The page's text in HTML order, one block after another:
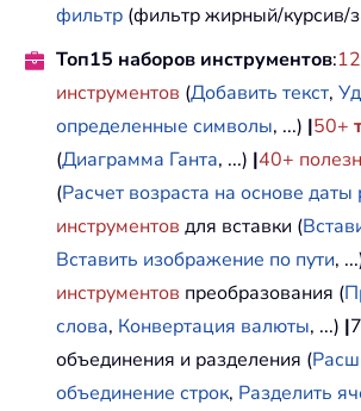
фильтр (фильтр жирный/курсив/
Топ15 наборов инструментов:12
инструментов (Добавить текст,
определенные символы, ...) |50+
(Диаграмма Ганта, ...) |40+
(Расчет возраста на основе
инструментов для вставки (
Вставить изображение по пути,
инструментов преобразования (
слова, Конвертация валюты, ...) |7
объединения и разделения (
объединение строк, Разделить